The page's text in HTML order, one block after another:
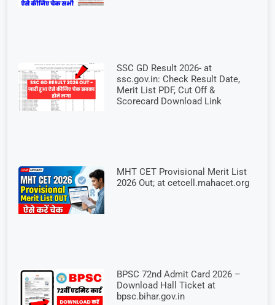
SSC GD Result 2026- at
ssc.gov.in: Check Result Date,
Merit List PDF, Cut Off &
Scorecard Download Link
MHT CET Provisional Merit List
2026 Out; at cetcell.mahacet.org
BPSC 72nd Admit Card 2026 –
Download Hall Ticket at
bpsc.bihar.gov.in